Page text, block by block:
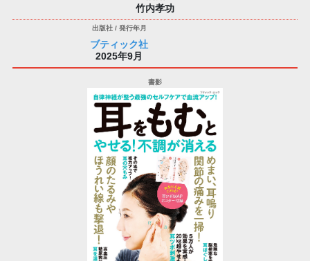
竹内孝功
ブティック社
2025年9月